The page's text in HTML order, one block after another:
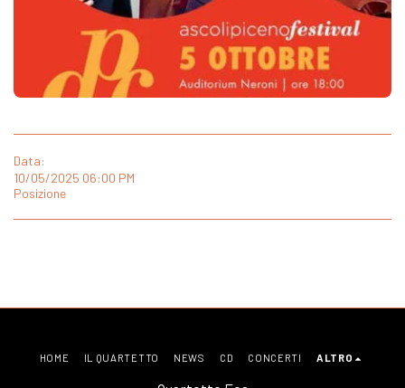
Data:
10/05/2025 06:00 PM
Posizione
HOME IL QUARTETTO NEWS CD CONCERTI ALTRO